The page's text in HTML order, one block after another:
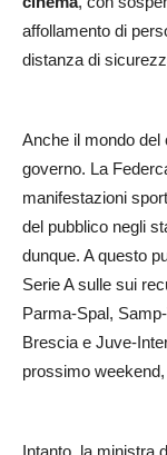
affollamento di
distanza di
Anche il mondo del
governo. La
manifestazioni
del pubblico negli
dunque. A questo
Serie A sulle sui
Parma-Spal,
Brescia e Juve-
prossimo
Intanto, la ministra